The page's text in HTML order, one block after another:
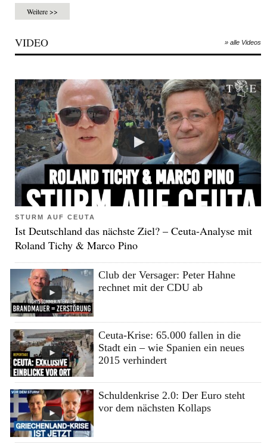
Weitere >>
VIDEO » alle Videos
STURM AUF CEUTA
Ist Deutschland das nächste Ziel? – Ceuta-Analyse mit
Roland Tichy & Marco Pino
Club der Versager: Peter Hahne
rechnet mit der CDU ab
Ceuta-Krise: 65.000 fallen in die
Stadt ein – wie Spanien ein neues
2015 verhindert
Schuldenkrise 2.0: Der Euro steht
vor dem nächsten Kollaps